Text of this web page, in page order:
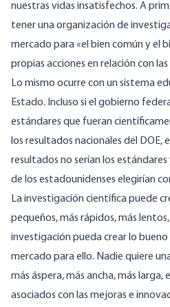
nuestras vidas insatisfechos. A
tener una organización de
mercado para «el bien común y el
propias acciones en relación con
Lo mismo ocurre con un sistema
Estado. Incluso si el gobierno
estándares que fueran
los resultados nacionales del
resultados no serían los
de los estadounidenses elegirían
La investigación científica puede
pequeños, más rápidos, más
investigación pueda crear lo
mercado para ello. Nadie quiere
más áspera, más ancha, más larga,
asociados con las mejoras e